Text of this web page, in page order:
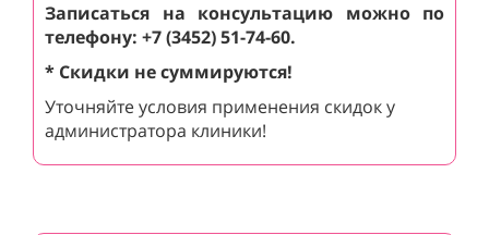
Записаться на консультацию можно по
телефону: +7 (3452) 51-74-60.
* Скидки не суммируются!
Уточняйте условия применения скидок у
администратора клиники!